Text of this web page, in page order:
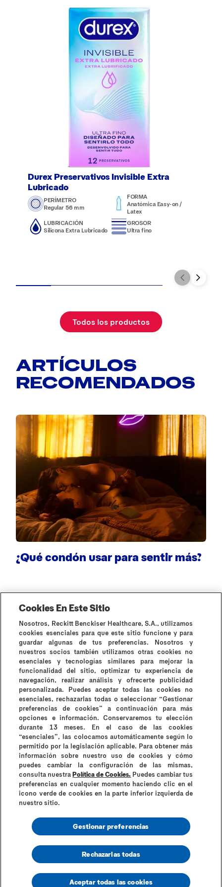
Durex Preservativos Invisible Extra
Lubricado
PERÍMETRO
Regular 56 mm
FORMA
Anatómica Easy-on /
Latex
LUBRICACIÓN
Silicona Extra Lubricado
GROSOR
Ultra fino
Todos los productos
ARTÍCULOS
RECOMENDADOS
¿Qué condón usar para sentir más?
Todos los artículos
¿Por qué Durex?Historia de DurexContáctanos
Preguntas frecuentes
Contraindicaciones e información de uso
Términos y condiciones
Instrucciones de uso y contraindicaciones
Política de cookiesAviso de privacidadMapa del sitio
Cookies En Este Sitio
Nosotros, Reckitt Benckiser Healthcare, S.A., utilizamos
cookies esenciales para que este sitio funcione y para
guardar algunas de tus preferencias. Nosotros y
nuestros socios también utilizamos otras cookies no
esenciales y tecnologías similares para mejorar la
funcionalidad del sitio, optimizar tu experiencia de
navegación, realizar análisis y ofrecerte publicidad
personalizada. Puedes aceptar todas las cookies no
esenciales, rechazarlas todas o seleccionar “Gestionar
preferencias de cookies” a continuación para más
opciones e información. Conservaremos tu elección
durante 13 meses. En el caso de las cookies
“esenciales”, las colocamos automáticamente según lo
permitido por la legislación aplicable. Para obtener más
información sobre nuestro uso de cookies y cómo
puedes cambiar la configuración de las mismas,
consulta nuestraPolítica de Cookies. Puedes cambiar tus
preferencias en cualquier momento haciendo clic en el
icono verde de cookies en la parte inferior izquierda de
nuestro sitio.
Gestionar preferencias
Rechazarlas todas
Aceptar todas las cookies